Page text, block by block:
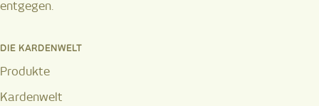
entgegen.
DIE KARDENWELT
Produkte
Kardenwelt